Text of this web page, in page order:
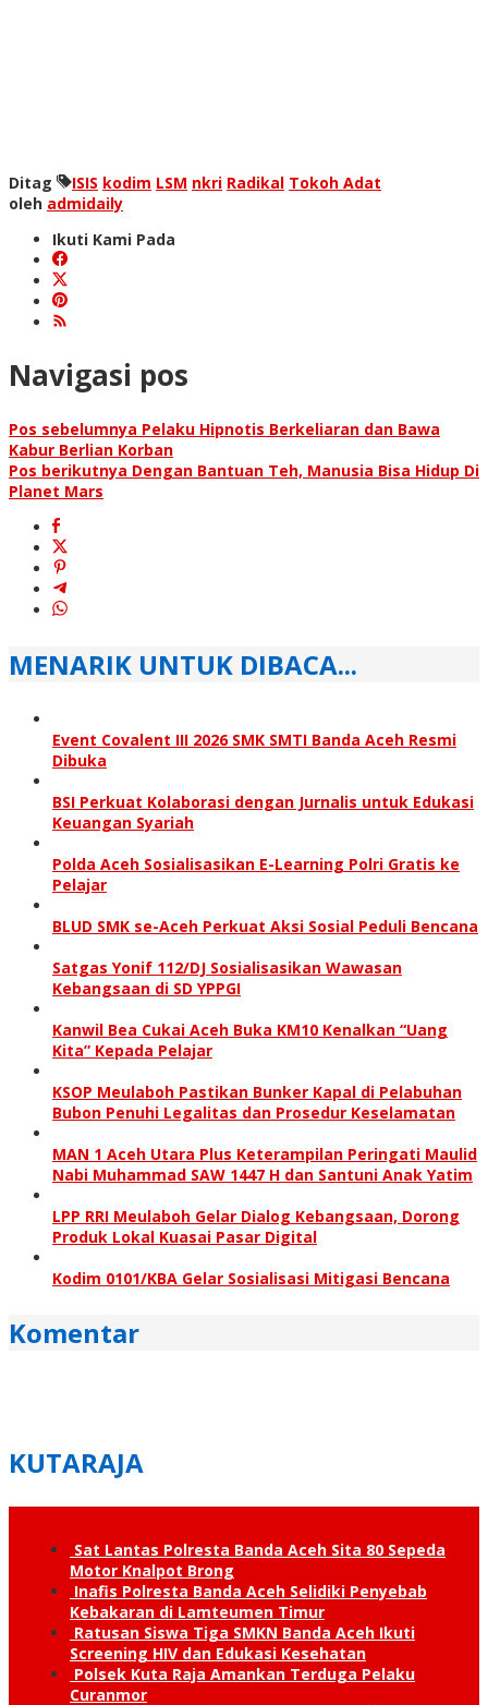
Ditag ISIS kodim LSM nkri Radikal Tokoh Adat
oleh admidaily
Ikuti Kami Pada
Navigasi pos
Pos sebelumnya Pelaku Hipnotis Berkeliaran dan Bawa
Kabur Berlian Korban
Pos berikutnya Dengan Bantuan Teh, Manusia Bisa Hidup Di
Planet Mars
MENARIK UNTUK DIBACA...
Event Covalent III 2026 SMK SMTI Banda Aceh Resmi
Dibuka
BSI Perkuat Kolaborasi dengan Jurnalis untuk Edukasi
Keuangan Syariah
Polda Aceh Sosialisasikan E-Learning Polri Gratis ke
Pelajar
BLUD SMK se-Aceh Perkuat Aksi Sosial Peduli Bencana
Satgas Yonif 112/DJ Sosialisasikan Wawasan
Kebangsaan di SD YPPGI
Kanwil Bea Cukai Aceh Buka KM10 Kenalkan “Uang
Kita” Kepada Pelajar
KSOP Meulaboh Pastikan Bunker Kapal di Pelabuhan
Bubon Penuhi Legalitas dan Prosedur Keselamatan
MAN 1 Aceh Utara Plus Keterampilan Peringati Maulid
Nabi Muhammad SAW 1447 H dan Santuni Anak Yatim
LPP RRI Meulaboh Gelar Dialog Kebangsaan, Dorong
Produk Lokal Kuasai Pasar Digital
Kodim 0101/KBA Gelar Sosialisasi Mitigasi Bencana
Komentar
KUTARAJA
Sat Lantas Polresta Banda Aceh Sita 80 Sepeda
Motor Knalpot Brong
Inafis Polresta Banda Aceh Selidiki Penyebab
Kebakaran di Lamteumen Timur
Ratusan Siswa Tiga SMKN Banda Aceh Ikuti
Screening HIV dan Edukasi Kesehatan
Polsek Kuta Raja Amankan Terduga Pelaku
Curanmor